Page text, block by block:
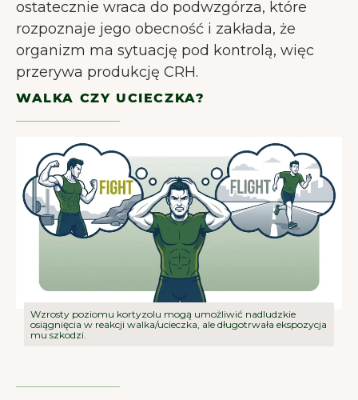
ostatecznie wraca do podwzgórza, które
rozpoznaje jego obecność i zakłada, że
organizm ma sytuację pod kontrolą, więc
przerywa produkcję CRH.
WALKA CZY UCIECZKA?
Wzrosty poziomu kortyzolu mogą umożliwić nadludzkie
osiągnięcia w reakcji walka/ucieczka, ale długotrwała ekspozycja
mu szkodzi.